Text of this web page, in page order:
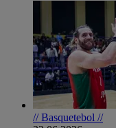
// Basquetebol //